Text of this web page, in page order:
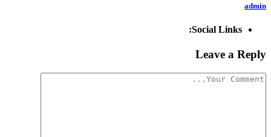
admin
Social Links:
Leave a Reply